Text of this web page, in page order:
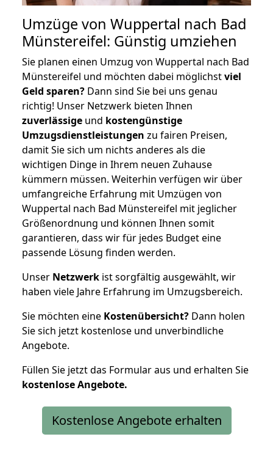
Umzüge von Wuppertal nach Bad
Münstereifel: Günstig umziehen
Sie planen einen Umzug von Wuppertal nach Bad
Münstereifel und möchten dabei möglichstviel
Geld sparen? Dann sind Sie bei uns genau
richtig! Unser Netzwerk bieten Ihnen
zuverlässige und kostengünstige
Umzugsdienstleistungen zu fairen Preisen,
damit Sie sich um nichts anderes als die
wichtigen Dinge in Ihrem neuen Zuhause
kümmern müssen. Weiterhin verfügen wir über
umfangreiche Erfahrung mit Umzügen von
Wuppertal nach Bad Münstereifel mit jeglicher
Größenordnung und können Ihnen somit
garantieren, dass wir für jedes Budget eine
passende Lösung finden werden.
Unser Netzwerk ist sorgfältig ausgewählt, wir
haben viele Jahre Erfahrung im Umzugsbereich.
Sie möchten eine Kostenübersicht? Dann holen
Sie sich jetzt kostenlose und unverbindliche
Angebote.
Füllen Sie jetzt das Formular aus und erhalten Sie
kostenloseAngebote.
Kostenlose Angebote erhalten